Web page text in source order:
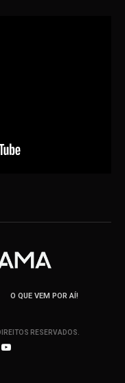
O QUE VEM POR AÍ!
RESERVADOS.